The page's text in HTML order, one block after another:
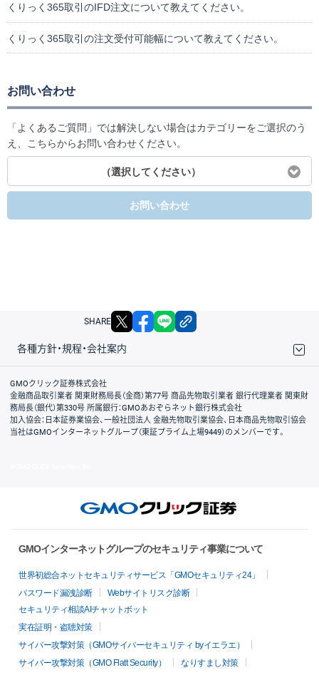
くりっく365取引のIFD注文について教えてください。
くりっく365取引の注文受付可能幅について教えてください。
お問い合わせ
「よくあるご質問」では解決しない場合はカテゴリーをご選択のう
え、こちらからお問い合わせください。
（選択してください）
お問い合わせ
SHARE X facebook
各種方針・規程・会社案内
取引規程・約款
サイトマップ
その他のご案内
個人情報保護方針
最良執行方針
サイトのご利用について
ディスクレイマー
信託保全
リスク説明
会社案内
GMOクリック証券株式会社
金融商品取引業者 関東財務局長（金商）第77号 商品先物取引業者 銀行代理業者 関東財
務局長（銀代）第330号 所属銀行：GMOあおぞらネット銀行株式会社
加入協会：日本証券業協会、一般社団法人 金融先物取引業協会、日本商品先物取引協会
当社はGMOインターネットグループ（東証プライム上場9449）のメンバーです。
GMOインターネットグループのセキュリティ事業について
世界初総合ネットセキュリティサービス「GMOセキュリティ24」
パスワード漏洩診断
Webサイトリスク診断
セキュリティ相談AIチャットボット
実在証明・盗聴対策
サイバー攻撃対策（GMOサイバーセキュリティ byイエラエ）
サイバー攻撃対策（GMO Flatt Security）
なりすまし対策